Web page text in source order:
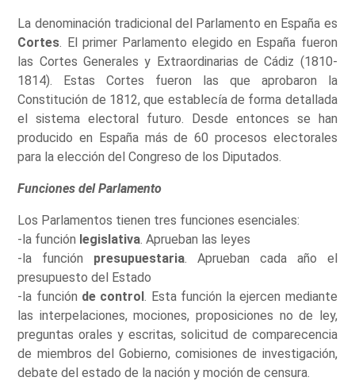
La denominación tradicional del Parlamento en España es
Cortes . El primer Parlamento elegido en España fueron
las Cortes Generales y Extraordinarias de Cádiz (1810-
1814). Estas Cortes fueron las que aprobaron la
Constitución de 1812, que establecía de forma detallada
el sistema electoral futuro. Desde entonces se han
producido en España más de 60 procesos electorales
para la elección del Congreso de los Diputados.
Funciones del Parlamento
Los Parlamentos tienen tres funciones esenciales:
-la función legislativa . Aprueban las leyes
-la función presupuestaria . Aprueban cada año el
presupuesto del Estado
-la función de control . Esta función la ejercen mediante
las interpelaciones, mociones, proposiciones no de ley,
preguntas orales y escritas, solicitud de comparecencia
de miembros del Gobierno, comisiones de investigación,
debate del estado de la nación y moción de censura.